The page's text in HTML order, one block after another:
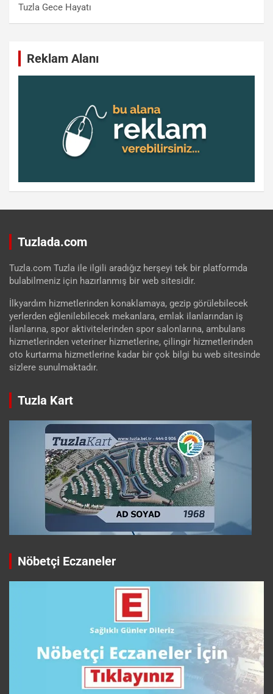
Tuzla Gece Hayatı
Reklam Alanı
Tuzlada.com
Tuzla.com Tuzla ile ilgili aradığız herşeyi tek bir platformda
bulabilmeniz için hazırlanmış bir web sitesidir.
İlkyardım hizmetlerinden konaklamaya, gezip görülebilecek
yerlerden eğlenilebilecek mekanlara, emlak ilanlarından iş
ilanlarına, spor aktivitelerinden spor salonlarına, ambulans
hizmetlerinden veteriner hizmetlerine, çilingir hizmetlerinden
oto kurtarma hizmetlerine kadar bir çok bilgi bu web sitesinde
sizlere sunulmaktadır.
Tuzla Kart
Nöbetçi Eczaneler